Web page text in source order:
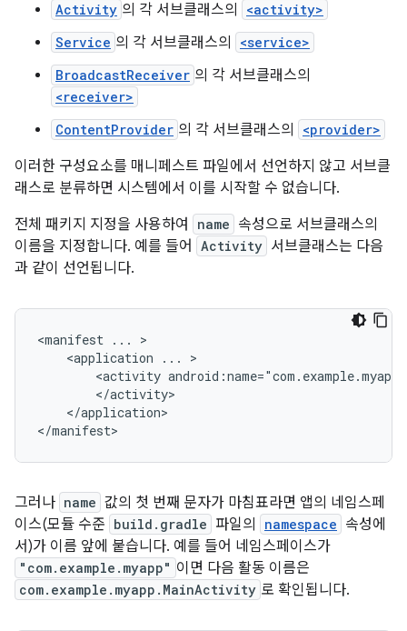
Activity 의 각 서브클래스의
<activity>
Service 의 각 서브클래스의
<service>
BroadcastReceiver 의 각 서브클래스의
<receiver>
ContentProvider 의 각 서브클래스의 <provider>
이러한 구성요소를 매니페스트 파일에서 선언하지 않고 서브클
래스로 분류하면 시스템에서 이를 시작할 수 없습니다.
전체 패키지 지정을 사용하여
name 속성으로 서브클래스의
이름을 지정합니다. 예를 들어
Activity 서브클래스는 다음
과 같이 선언됩니다.
<manifest ...
<application
...
<activity
</application>
</manifest>
그러나 name 값의 첫 번째 문자가 마침표라면 앱의 네임스페
이스(모듈 수준 build.gradle 파일의 namespace 속성에
서)가 이름 앞에 붙습니다. 예를 들어 네임스페이스가
"com.example.myapp" 이면 다음 활동 이름은
com.example.myapp.MainActivity 로 확인됩니다.